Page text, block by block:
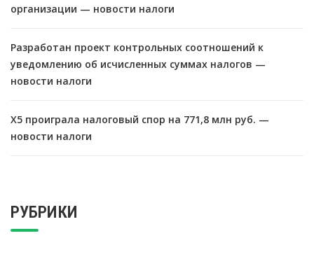
организации — новости налоги
Разработан проект контрольных соотношений к
уведомлению об исчисленных суммах налогов —
новости налоги
X5 проиграла налоговый спор на 771,8 млн руб. —
новости налоги
РУБРИКИ